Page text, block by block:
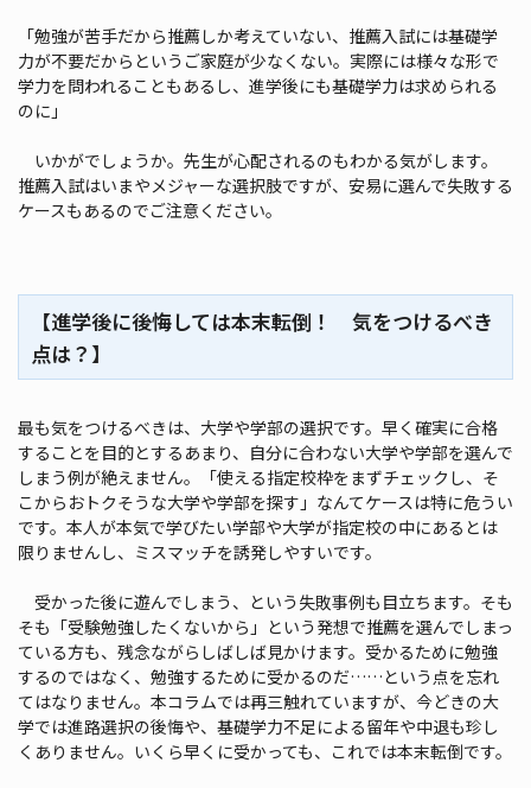
「勉強が苦手だから推薦しか考えていない、推薦入試には基礎学
力が不要だからというご家庭が少なくない。実際には様々な形で
学力を問われることもあるし、進学後にも基礎学力は求められる
のに」
いかがでしょうか。先生が心配されるのもわかる気がします。
推薦入試はいまやメジャーな選択肢ですが、安易に選んで失敗する
ケースもあるのでご注意ください。
【進学後に後悔しては本末転倒！ 気をつけるべき
点は？】
最も気をつけるべきは、大学や学部の選択です。早く確実に合格
することを目的とするあまり、自分に合わない大学や学部を選んで
しまう例が絶えません。「使える指定校枠をまずチェックし、そ
こからおトクそうな大学や学部を探す」なんてケースは特に危うい
です。本人が本気で学びたい学部や大学が指定校の中にあるとは
限りませんし、ミスマッチを誘発しやすいです。
受かった後に遊んでしまう、という失敗事例も目立ちます。そも
そも「受験勉強したくないから」という発想で推薦を選んでしまっ
ている方も、残念ながらしばしば見かけます。受かるために勉強
するのではなく、勉強するために受かるのだ……という点を忘れ
てはなりません。本コラムでは再三触れていますが、今どきの大
学では進路選択の後悔や、基礎学力不足による留年や中退も珍し
くありません。いくら早くに受かっても、これでは本末転倒です。